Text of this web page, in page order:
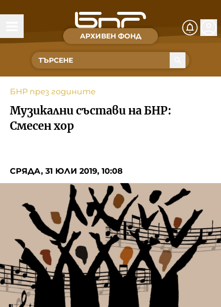
АРХИВЕН ФОНД
Времена и хора
Култура
Музика
Спорт
Съвет за електронни медии
БНР
БНР Новини
Детското.БНР
БНР през годините
Музикални състави на БНР:
Смесен хор
СРЯДА, 31 ЮЛИ 2019, 10:08